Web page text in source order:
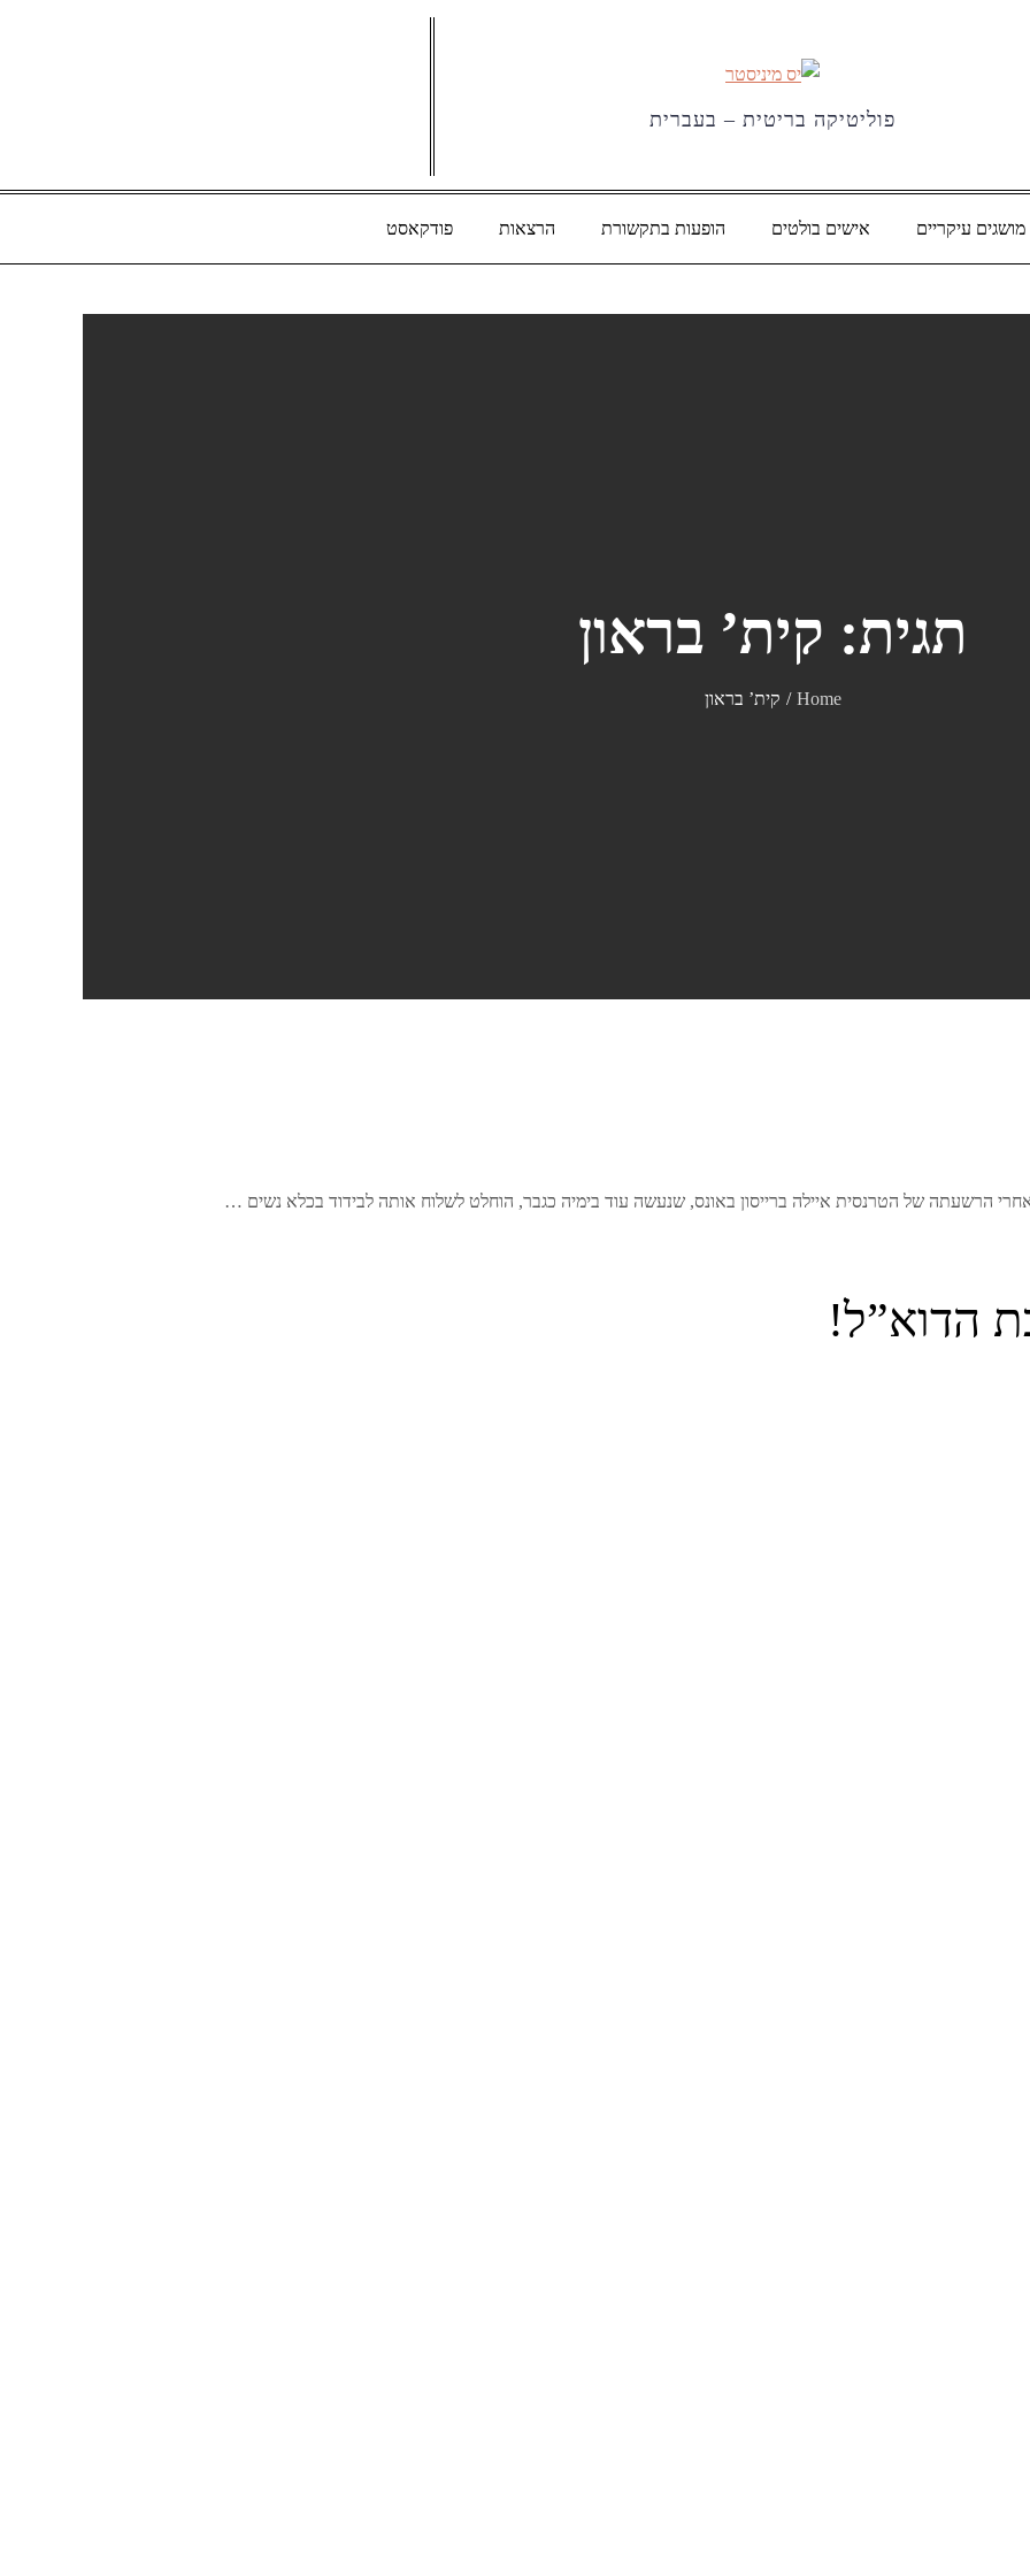
פוליטיקה בריטית – בעברית
מושגים עיקריים אישים בולטים הופעות בתקשורת הרצאות פודקאסט
תגית: קית’ בראון
Home קית’ בראון
הרשעתה של הטרנסית איילה ברייסון באונס, שנעשה עוד בימיה כגבר, הוחלט לשלוח אותה לבידוד בכלא נשים …
הדוא”ל!